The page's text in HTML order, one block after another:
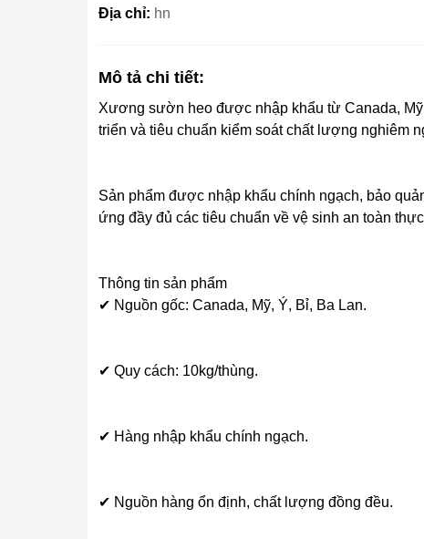
Địa chỉ: hn
Mô tả chi tiết:
Xương sườn heo được nhập khẩu từ Canada,
triển và tiêu chuẩn kiểm soát chất lượng nghiêm
Sản phẩm được nhập khẩu chính ngạch, bảo
ứng đầy đủ các tiêu chuẩn về vệ sinh an toàn
Thông tin sản phẩm
✔ Nguồn gốc: Canada, Mỹ, Ý, Bỉ, Ba Lan.
✔ Quy cách: 10kg/thùng.
✔ Hàng nhập khẩu chính ngạch.
✔ Nguồn hàng ổn định, chất lượng đồng đều.